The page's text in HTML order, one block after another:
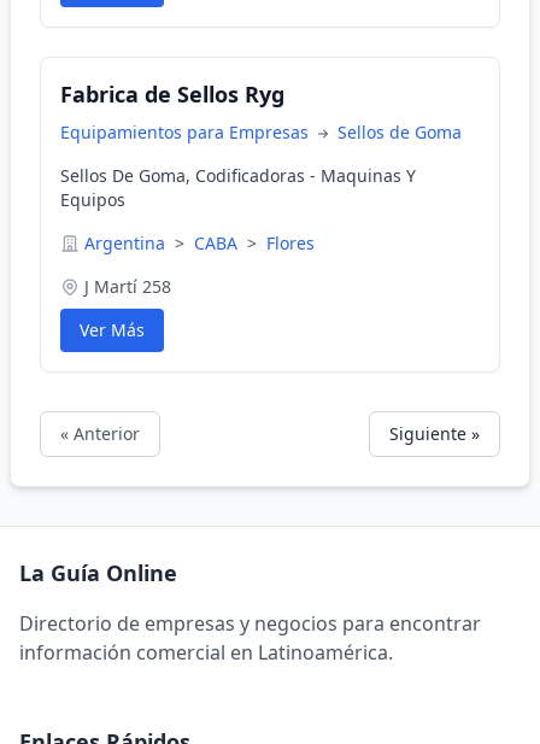
Fabrica de Sellos Ryg
Equipamientos para Empresas
Sellos de Goma
Sellos De Goma, Codificadoras - Maquinas Y
Equipos
Argentina > CABA > Flores
J Martí 258
Ver Más
« Anterior Siguiente »
La Guía Online
Directorio de empresas y negocios para encontrar
información comercial en Latinoamérica.